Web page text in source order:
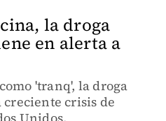
la droga
en alerta a
'tranq', la droga
crisis de